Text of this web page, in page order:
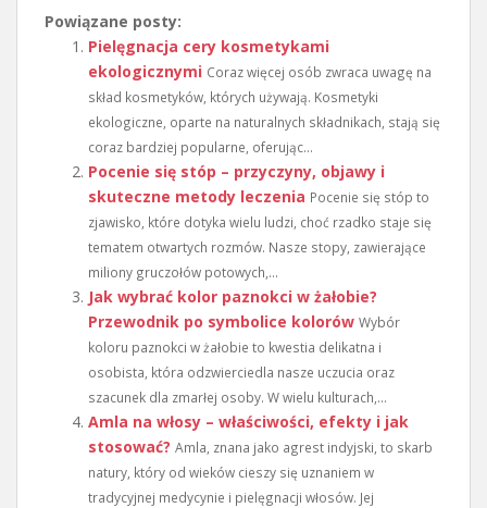
Powiązane posty:
Pielęgnacja cery kosmetykami
ekologicznymi Coraz więcej osób zwraca uwagę na
skład kosmetyków, których używają. Kosmetyki
ekologiczne, oparte na naturalnych składnikach, stają się
coraz bardziej popularne, oferując...
Pocenie się stóp – przyczyny, objawy i
skuteczne metody leczenia Pocenie się stóp to
zjawisko, które dotyka wielu ludzi, choć rzadko staje się
tematem otwartych rozmów. Nasze stopy, zawierające
miliony gruczołów potowych,...
Jak wybrać kolor paznokci w żałobie?
Przewodnik po symbolice kolorów Wybór
koloru paznokci w żałobie to kwestia delikatna i
osobista, która odzwierciedla nasze uczucia oraz
szacunek dla zmarłej osoby. W wielu kulturach,...
Amla na włosy – właściwości, efekty i jak
stosować? Amla, znana jako agrest indyjski, to skarb
natury, który od wieków cieszy się uznaniem w
tradycyjnej medycynie i pielęgnacji włosów. Jej